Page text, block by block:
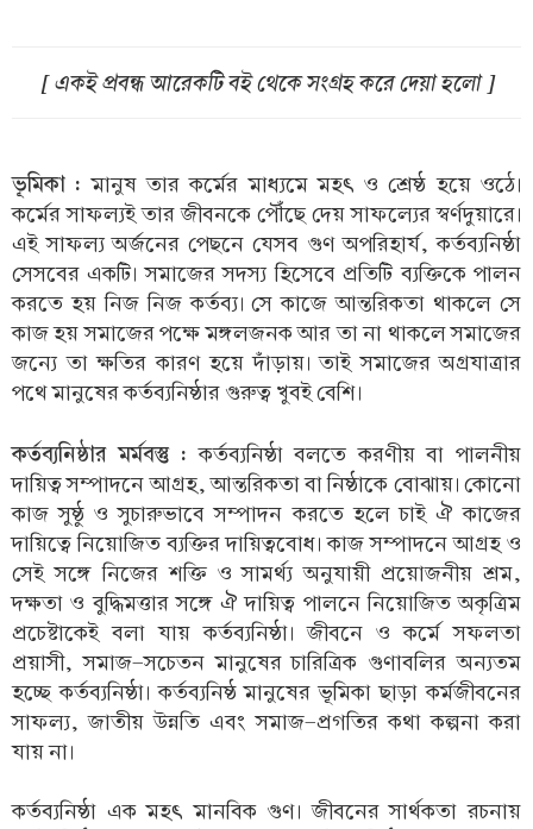
[ একই প্রবন্ধ আরেকটি বই থেকে সংগ্রহ করে দেয়া হলো ]
ভূমিকা : মানুষ তার কর্মের মাধ্যমে মহৎ ও শ্রেষ্ঠ হয়ে ওঠে।
কর্মের সাফল্যই তার জীবনকে পৌঁছে দেয় সাফল্যের স্বর্ণদুয়ারে।
এই সাফল্য অর্জনের পেছনে যেসব গুণ অপরিহার্য, কর্তব্যনিষ্ঠা
সেসবের একটি। সমাজের সদস্য হিসেবে প্রতিটি ব্যক্তিকে পালন
করতে হয় নিজ নিজ কর্তব্য। সে কাজে আন্তরিকতা থাকলে সে
কাজ হয় সমাজের পক্ষে মঙ্গলজনক আর তা না থাকলে সমাজের
জন্যে তা ক্ষতির কারণ হয়ে দাঁড়ায়। তাই সমাজের অগ্রযাত্রার
পথে মানুষের কর্তব্যনিষ্ঠার গুরুত্ব খুবই বেশি।
কর্তব্যনিষ্ঠার মর্মবস্তু : কর্তব্যনিষ্ঠা বলতে করণীয় বা পালনীয়
দায়িত্ব সম্পাদনে আগ্রহ, আন্তরিকতা বা নিষ্ঠাকে বোঝায়। কোনো
কাজ সুষ্ঠু ও সুচারুভাবে সম্পাদন করতে হলে চাই ঐ কাজের
দায়িত্বে নিয়োজিত ব্যক্তির দায়িত্ববোধ। কাজ সম্পাদনে আগ্রহ ও
সেই সঙ্গে নিজের শক্তি ও সামর্থ্য অনুযায়ী প্রয়োজনীয় শ্রম,
দক্ষতা ও বুদ্ধিমত্তার সঙ্গে ঐ দায়িত্ব পালনে নিয়োজিত অকৃত্রিম
প্রচেষ্টাকেই বলা যায় কর্তব্যনিষ্ঠা। জীবনে ও কর্মে সফলতা
প্রয়াসী, সমাজ-সচেতন মানুষের চারিত্রিক গুণাবলির অন্যতম
হচ্ছে কর্তব্যনিষ্ঠা। কর্তব্যনিষ্ঠ মানুষের ভূমিকা ছাড়া কর্মজীবনের
সাফল্য, জাতীয় উন্নতি এবং সমাজ-প্রগতির কথা কল্পনা করা
যায় না।
কর্তব্যনিষ্ঠা এক মহৎ মানবিক গুণ। জীবনের সার্থকতা রচনায়